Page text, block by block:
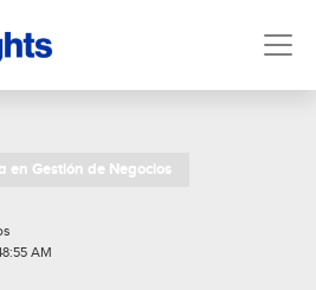
en Gestión de Negocios
AM